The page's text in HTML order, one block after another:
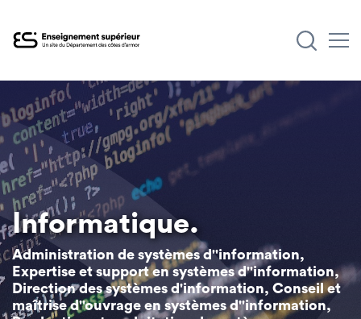
au
contenu
principal
Informatique.
Administration de systèmes d''information,
Expertise et support en systèmes d''information,
Direction des systèmes d'information, Conseil et
maîtrise d''ouvrage en systèmes d''information,